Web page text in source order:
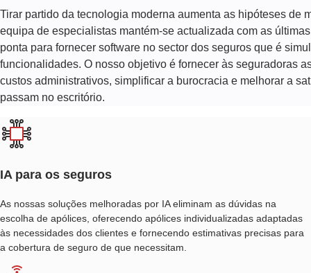
PORTAL
DO
CLIENTE
DE
SEGUROS
SOFTWARE
COTAÇÃO
DE
SEGUROS
SOFTWARE
Tirar partido da tecnologia moderna aumenta as hipóteses de
equipa de especialistas mantém-se actualizada com as
ponta para fornecer software no sector dos seguros que é
funcionalidades. O nosso objetivo é fornecer às seguradoras
custos administrativos, simplificar a burocracia e melhorar a
passam no escritório.
IA para os seguros
As nossas soluções melhoradas por IA eliminam as dúvidas na
escolha de apólices, oferecendo apólices individualizadas adaptadas
às necessidades dos clientes e fornecendo estimativas precisas para
a cobertura de seguro de que necessitam.